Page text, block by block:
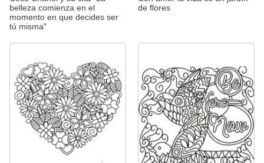
belleza comienza en el
momento en que decides ser
tú misma"
de flores